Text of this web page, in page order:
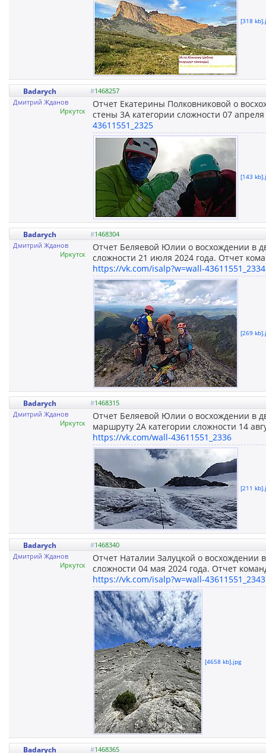
[318
Badarych #1468257
Дмитрий Жданов
Иркутск
Отчет Екатерины Полковниковой о
стены 3А категории сложности 07
43611551_2325
[143
Badarych #1468304
Дмитрий Жданов
Иркутск
Отчет Беляевой Юлии о восхождении в
сложности 21 июля 2024 года. Отчет
https://vk.com/isalp?w=wall-43611551_2334
[269
Badarych #1468315
Дмитрий Жданов
Иркутск
Отчет Беляевой Юлии о восхождении в
маршруту 2А категории сложности 14
https://vk.com/wall-43611551_2336
[211
Badarych #1468340
Дмитрий Жданов
Иркутск
Отчет Наталии Залуцкой о
сложности 04 мая 2024 года. Отчет
https://vk.com/isalp?w=wall-43611551_2343
[4658 kb].jpg
Badarych #1468365